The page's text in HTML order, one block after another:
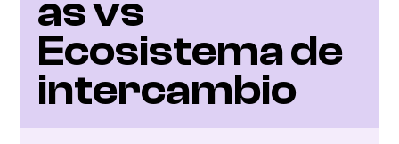
as vs
Ecosistema de
intercambio